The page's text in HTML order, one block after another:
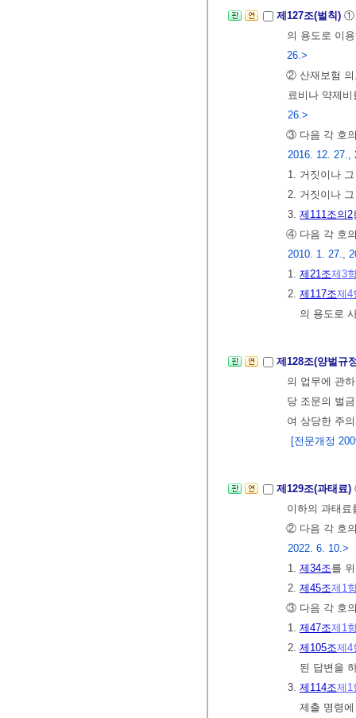
제127조(벌칙)
의 용도로 이
26.>
② 산재보험
료비나 약제
26.>
③ 다음 각 호
2016. 12. 27.,
1. 거짓이나
2. 거짓이나
3. 제111조의2
④ 다음 각 호
2010. 1. 27.,
1. 제21조제3
2. 제117조제4
의 용도로
제128조(양벌규
의 업무에 관
당 조문의 벌
여 상당한 주
[전문개정
제129조(과태료)
이하의 과태
② 다음 각 호
2022. 6. 10.>
1. 제34조를
2. 제45조제1
③ 다음 각 호
1. 제47조제1
2. 제105조제4
된 답변을
3. 제114조제1
제출 명령